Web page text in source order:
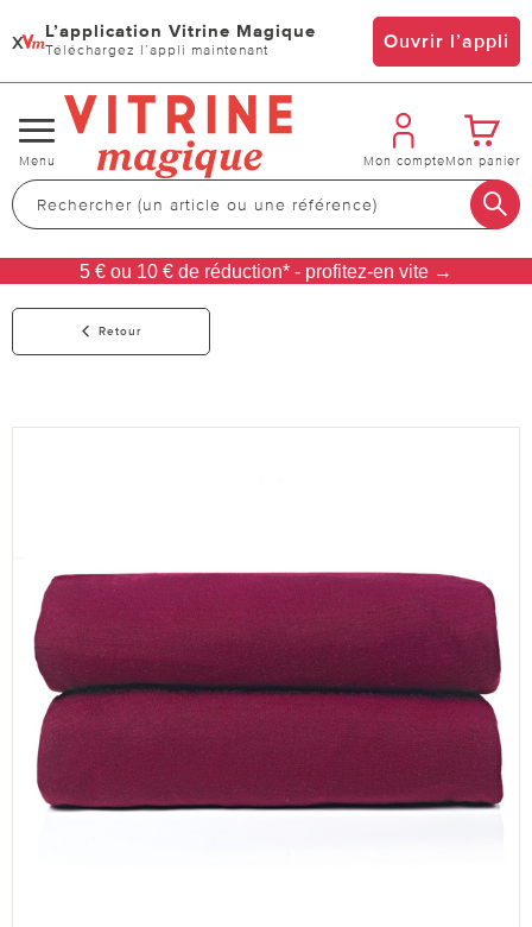
x L’application Vitrine Magique
Téléchargez l’appli maintenant Ouvrir l’appli
Changer
de
navigation
Menu Mon compteMon panier
5 € ou 10 € de réduction* - profitez-en vite →
Retour